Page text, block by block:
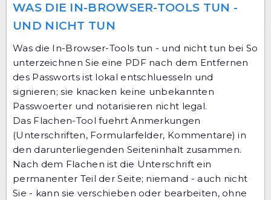
WAS DIE IN-BROWSER-TOOLS TUN -
UND NICHT TUN
Was die In-Browser-Tools tun - und nicht tun bei So
unterzeichnen Sie eine PDF nach dem Entfernen
des Passworts ist lokal entschluesseln und
signieren; sie knacken keine unbekannten
Passwoerter und notarisieren nicht legal.
Das Flachen-Tool fuehrt Anmerkungen
(Unterschriften, Formularfelder, Kommentare) in
den darunterliegenden Seiteninhalt zusammen.
Nach dem Flachen ist die Unterschrift ein
permanenter Teil der Seite; niemand - auch nicht
Sie - kann sie verschieben oder bearbeiten, ohne